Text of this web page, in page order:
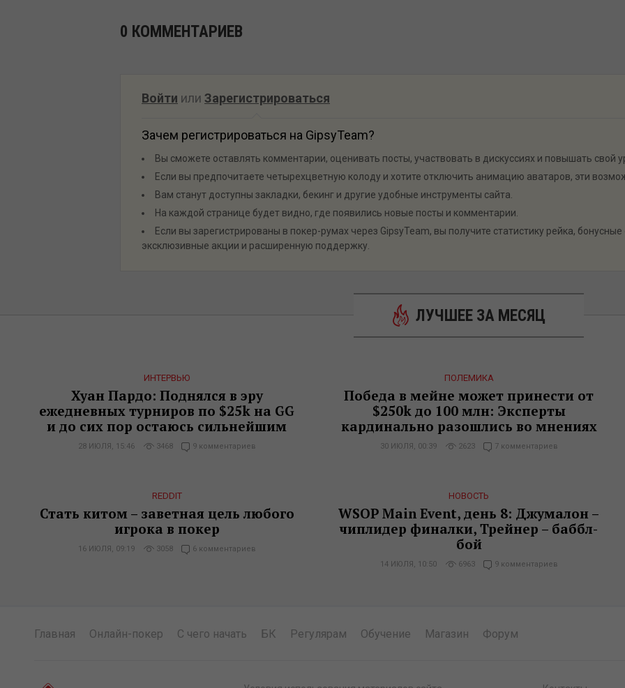
0 КОММЕНТАРИЕВ
Войти или Зарегистрироваться
Зачем регистрироваться на GipsyTeam?
Вы сможете оставлять комментарии, оценивать посты, участвовать в дискуссиях и повышать свой
Если вы предпочитаете четырехцветную колоду и хотите отключить анимацию аватаров, эти
Вам станут доступны закладки, бекинг и другие удобные инструменты сайта.
На каждой странице будет видно, где появились новые посты и комментарии.
Если вы зарегистрированы в покер-румах через GipsyTeam, вы получите статистику рейка,
эксклюзивные акции и расширенную поддержку.
ЛУЧШЕЕ ЗА МЕСЯЦ
ИНТЕРВЬЮ
Хуан Пардо: Поднялся в эру
ежедневных турниров по $25k на GG
и до сих пор остаюсь сильнейшим
28 ИЮЛЯ, 15:46 3468 9 комментариев
ПОЛЕМИКА
Победа в мейне может принести от
$250k до 100 млн: Эксперты
кардинально разошлись во мнениях
30 ИЮЛЯ, 00:39 2623 7 комментариев
REDDIT
Стать китом – заветная цель любого
игрока в покер
16 ИЮЛЯ, 09:19 3058 6 комментариев
НОВОСТЬ
WSOP Main Event, день 8: Джумалон –
чиплидер финалки, Трейнер – баббл-
бой
14 ИЮЛЯ, 10:50 6963 9 комментариев
Главная Онлайн-покер С чего начать БК Регулярам Обучение Магазин Форум